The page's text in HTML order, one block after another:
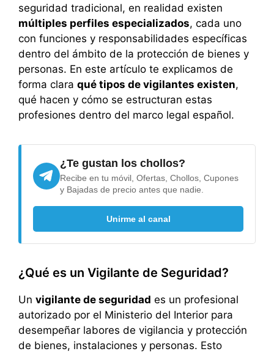
seguridad tradicional, en realidad existen
múltiples perfiles especializados, cada uno
con funciones y responsabilidades específicas
dentro del ámbito de la protección de bienes y
personas. En este artículo te explicamos de
forma clara qué tipos de vigilantes existen,
qué hacen y cómo se estructuran estas
profesiones dentro del marco legal español.
¿Te gustan los chollos?
Recibe en tu móvil, Ofertas, Chollos, Cupones
y Bajadas de precio antes que nadie.
Unirme al canal
¿Qué es un Vigilante de Seguridad?
Un vigilante de seguridad es un profesional
autorizado por el Ministerio del Interior para
desempeñar labores de vigilancia y protección
de bienes, instalaciones y personas. Esto